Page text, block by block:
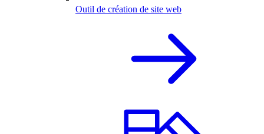
Outil de création de site web